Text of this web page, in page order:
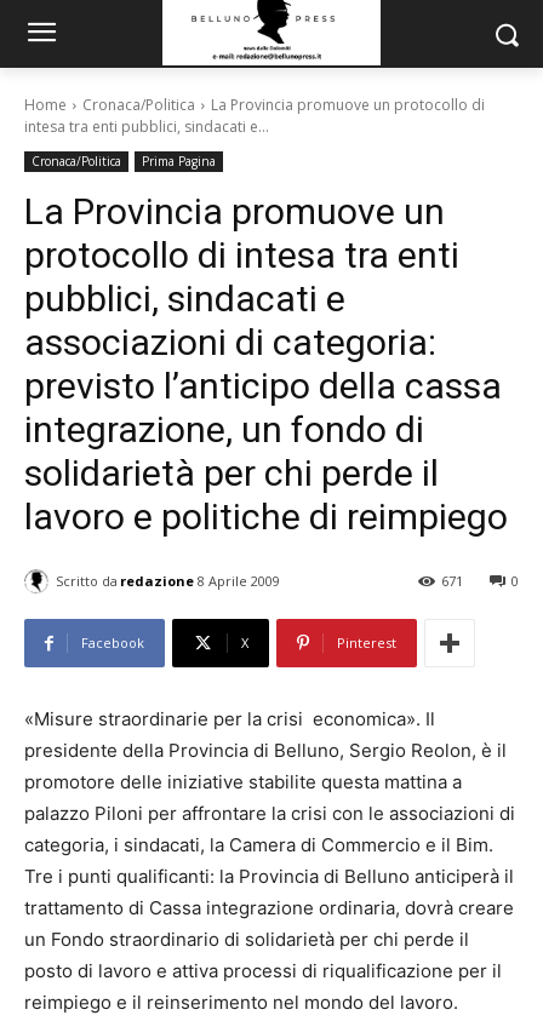
Home Cronaca/Politica
La Provincia promuove un protocollo di
intesa tra enti pubblici, sindacati e...
Cronaca/Politica Prima Pagina
La Provincia promuove un
protocollo di intesa tra enti
pubblici, sindacati e
associazioni di categoria:
previsto l’anticipo della cassa
integrazione, un fondo di
solidarietà per chi perde il
lavoro e politiche di reimpiego
Scritto da redazione 8 Aprile 2009 0
671
Facebook X Pinterest
«Misure straordinarie per la crisi economica». Il
presidente della Provincia di Belluno, Sergio Reolon, è il
promotore delle iniziative stabilite questa mattina a
palazzo Piloni per affrontare la crisi con le associazioni di
categoria, i sindacati, la Camera di Commercio e il Bim.
Tre i punti qualificanti: la Provincia di Belluno anticiperà il
trattamento di Cassa integrazione ordinaria, dovrà creare
un Fondo straordinario di solidarietà per chi perde il
posto di lavoro e attiva processi di riqualificazione per il
reimpiego e il reinserimento nel mondo del lavoro.